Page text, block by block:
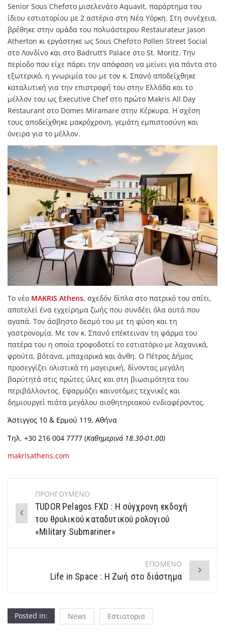
Senior Sous Chefστο μισελενάτο Aquavit, παράρτημα του
ίδιου εστιατορίου με 2 αστέρια στη Νέα Υόρκη. Στη συνέχεια,
βρέθηκε στην ομάδα του πολυάστερου Restaurateur Jason
Atherton κι εργάστηκε ως Sous Chefστο Pollen Street Social
στο Λονδίνο και στο Badrutt’s Palace στο St. Moritz. Την
περίοδο που είχε πάρει την απόφαση να μείνει για πάντα στο
εξωτερικό, η γνωριμία του με τον κ. Σπανό αποδείχθηκε
καταλυτική για την επιστροφή του στην Ελλάδα και το
μέλλον του ως Executive Chef στο πρώτο Makris All Day
Restaurant στο Domes Miramare στην Κέρκυρα. Η σχέση
τους αποδείχθηκε μακρόχρονη, γεμάτη εμπιστοσύνη και
όνειρα για το μέλλον.
Το νέο MAKRIS Athens, σχεδόν δίπλα στο πατρικό του σπίτι,
αποτελεί ένα εγχείρημα ζωής που συνδέει όλα αυτά που
αγαπά. Τον άσβηστο δεσμό του με τη φύση και τη
γαστρονομία. Με τον κ. Σπανό επέκτειναν τη φάρμα του
πατέρα του η οποία τροφοδοτεί το εστιατόριο με λαχανικά,
φρούτα, βότανα, μπαχαρικά και άνθη. Ο Πέτρος Δήμας
προσεγγίζει ολιστικά τη μαγειρική, δίνοντας μεγάλη
βαρύτητά στις πρώτες ύλες και στη βιωσιμότητα του
περιβάλλοντος. Εφαρμόζει καινοτόμες τεχνικές και
δημιουργεί πιάτα μεγάλου αισθητηριακού ενδιαφέροντος.
Άστιγγος 10 & Ερμού 119, Αθήνα
Τηλ. +30 216 004 7777 (Καθημερινά 18.30-01.00)
makrisathens.com
Post
navigation
ΠΡΟΗΓΟΥΜΕΝΟ
TUDOR Pelagos FXD : Η σύγχρονη εκδοχή
του θρυλικού καταδυτικού ρολογιού
«Military Submariner»
ΕΠΟΜΕΝΟ
Life in Space : Η Ζωή στο διάστημα
Posted in: News Εστιατορια